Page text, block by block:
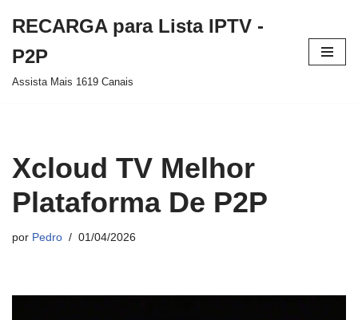
para
o
RECARGA para Lista IPTV -
P2P
Assista Mais 1619 Canais
Xcloud TV Melhor
Plataforma De P2P
por Pedro 01/04/2026